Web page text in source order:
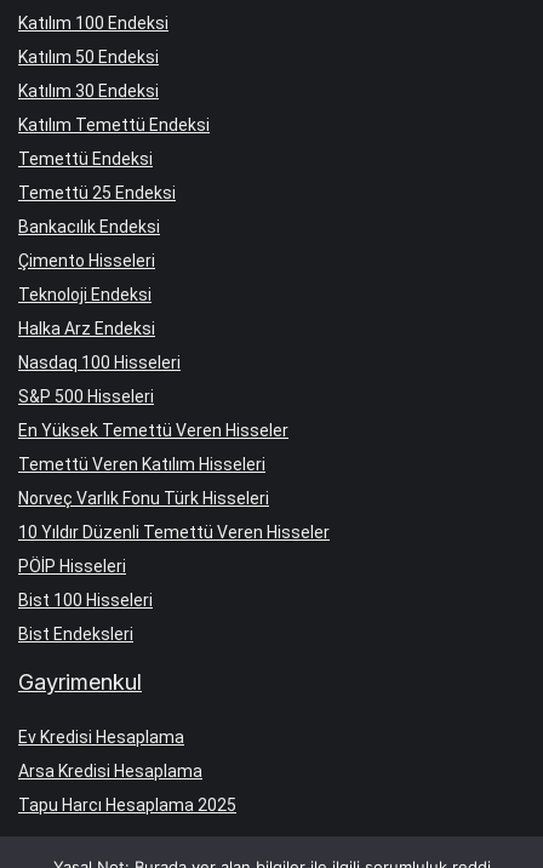
Katılım 100 Endeksi
Katılım 50 Endeksi
Katılım 30 Endeksi
Katılım Temettü Endeksi
Temettü Endeksi
Temettü 25 Endeksi
Bankacılık Endeksi
Çimento Hisseleri
Teknoloji Endeksi
Halka Arz Endeksi
Nasdaq 100 Hisseleri
S&P 500 Hisseleri
En Yüksek Temettü Veren Hisseler
Temettü Veren Katılım Hisseleri
Norveç Varlık Fonu Türk Hisseleri
10 Yıldır Düzenli Temettü Veren Hisseler
PÖİP Hisseleri
Bist 100 Hisseleri
Bist Endeksleri
Gayrimenkul
Ev Kredisi Hesaplama
Arsa Kredisi Hesaplama
Tapu Harcı Hesaplama 2025